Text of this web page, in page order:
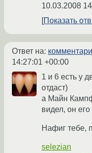
10.03.2008
Показать
Ответ на:
14:27:01 +00:00
1 и 6 есть у
отдаст)
а Майн
видел, он
Нафиг тебе,
selezian